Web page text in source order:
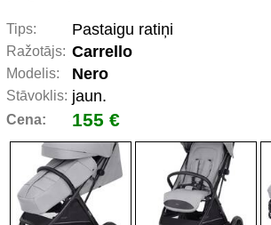
Tips: Pastaigu ratiņi
Ražotājs: Carrello
Modelis: Nero
Stāvoklis: jaun.
Cena: 155 €